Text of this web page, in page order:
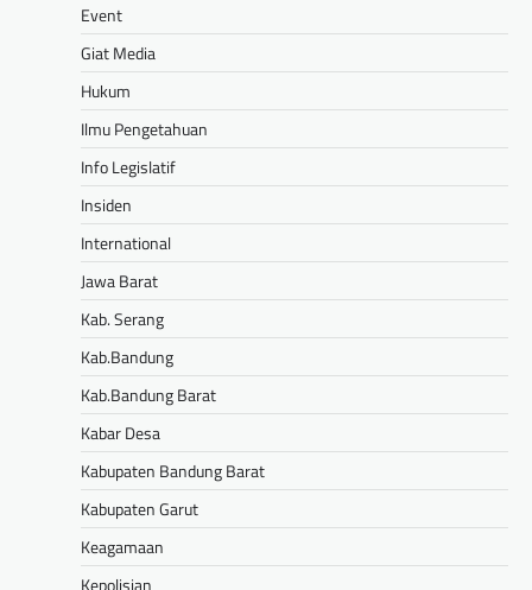
Event
Giat Media
Hukum
Ilmu Pengetahuan
Info Legislatif
Insiden
International
Jawa Barat
Kab. Serang
Kab.Bandung
Kab.Bandung Barat
Kabar Desa
Kabupaten Bandung Barat
Kabupaten Garut
Keagamaan
Kepolisian